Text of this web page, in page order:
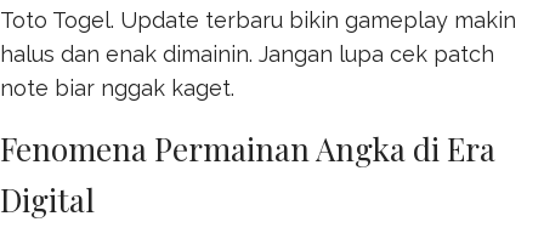
Toto Togel. Update terbaru bikin gameplay makin
halus dan enak dimainin. Jangan lupa cek patch
note biar nggak kaget.
Fenomena Permainan Angka di Era
Digital